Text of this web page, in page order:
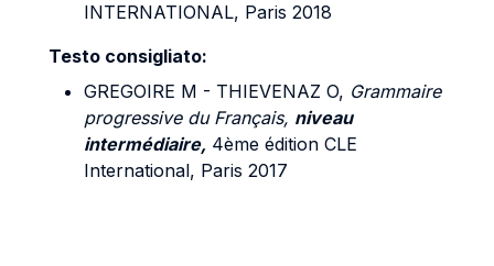
INTERNATIONAL, Paris 2018
Testo consigliato:
GREGOIRE M - THIEVENAZ O, Grammaire
progressive du Français, niveau
intermédiaire, 4ème édition CLE
International, Paris 2017